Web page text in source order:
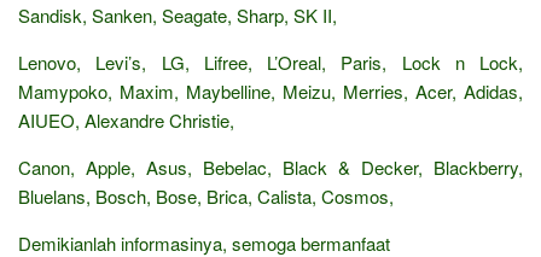
Sandisk, Sanken, Seagate, Sharp, SK II,
Lenovo, Levi’s, LG, Lifree, L’Oreal, Paris, Lock n Lock,
Mamypoko, Maxim, Maybelline, Meizu, Merries, Acer, Adidas,
AIUEO, Alexandre Christie,
Canon, Apple, Asus, Bebelac, Black & Decker, Blackberry,
Bluelans, Bosch, Bose, Brica, Calista, Cosmos,
Demikianlah informasinya, semoga bermanfaat